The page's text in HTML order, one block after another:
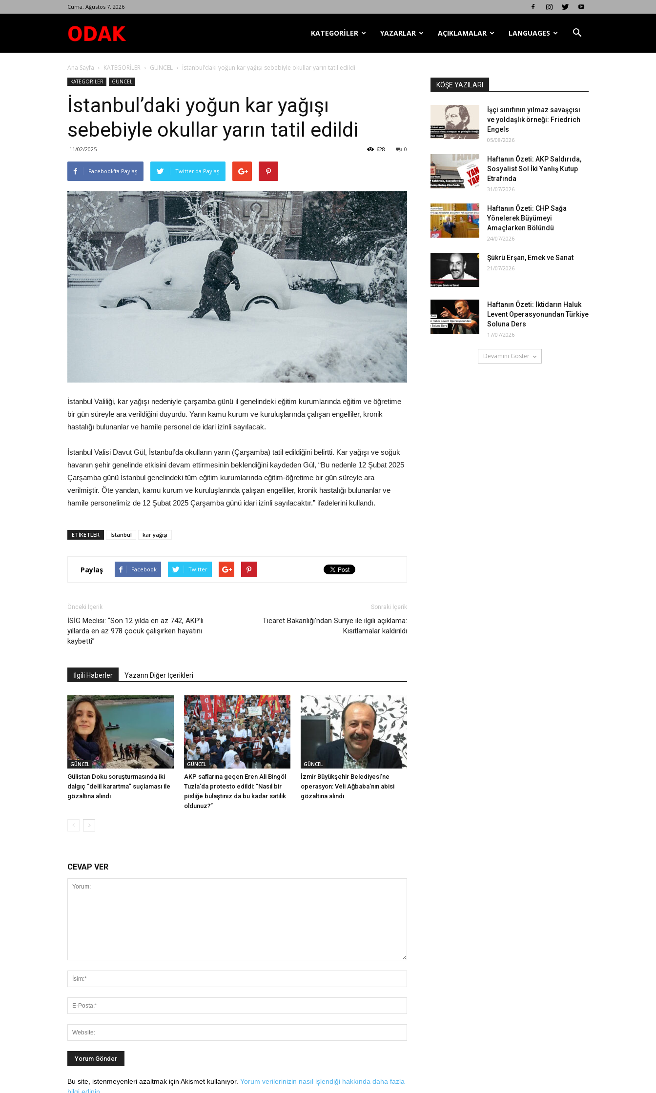
Cuma, Ağustos 7, 2026
Dergisi
KATEGORİLER YAZARLAR AÇIKLAMALAR LANGUAGES
Ana Sayfa KATEGORİLER GÜNCEL İstanbul’daki yoğun kar yağışı sebebiyle okullar yarın tatil edildi
KATEGORİLER GÜNCEL
İstanbul’daki yoğun kar yağışı
sebebiyle okullar yarın tatil edildi
11/02/2025 0
628
Facebook'ta Paylaş Twitter'da Paylaş
İstanbul Valiliği, kar yağışı nedeniyle çarşamba günü il genelindeki eğitim kurumlarında eğitim ve öğretime
bir gün süreyle ara verildiğini duyurdu. Yarın kamu kurum ve kuruluşlarında çalışan engelliler, kronik
hastalığı bulunanlar ve hamile personel de idari izinli sayılacak.
İstanbul Valisi Davut Gül, İstanbul’da okulların yarın (Çarşamba) tatil edildiğini belirtti. Kar yağışı ve soğuk
havanın şehir genelinde etkisini devam ettirmesinin beklendiğini kaydeden Gül, “Bu nedenle 12 Şubat 2025
Çarşamba günü İstanbul genelindeki tüm eğitim kurumlarında eğitim-öğretime bir gün süreyle ara
verilmiştir. Öte yandan, kamu kurum ve kuruluşlarında çalışan engelliler, kronik hastalığı bulunanlar ve
hamile personelimiz de 12 Şubat 2025 Çarşamba günü idari izinli sayılacaktır.” ifadelerini kullandı.
ETIKETLER İstanbul kar yağışı
Paylaş Facebook Twitter
Önceki İçerik
İSİG Meclisi: “Son 12 yılda en az 742, AKP’li
yıllarda en az 978 çocuk çalışırken hayatını
kaybetti”
Sonraki İçerik
Ticaret Bakanlığı’ndan Suriye ile ilgili açıklama:
Kısıtlamalar kaldırıldı
İlgili Haberler Yazarın Diğer İçerikleri
GÜNCEL
Gülistan Doku soruşturmasında iki
dalgıç “delil karartma” suçlaması ile
gözaltına alındı
GÜNCEL
AKP saflarına geçen Eren Ali Bingöl
Tuzla’da protesto edildi: “Nasıl bir
pisliğe bulaştınız da bu kadar satılık
oldunuz?”
GÜNCEL
İzmir Büyükşehir Belediyesi’ne
operasyon: Veli Ağbaba’nın abisi
gözaltına alındı
CEVAP VER
Bu site, istenmeyenleri azaltmak için Akismet kullanıyor. Yorum verilerinizin nasıl işlendiği hakkında daha fazla
KÖŞE YAZILARI
İşçi sınıfının yılmaz savaşçısı
ve yoldaşlık örneği: Friedrich
Engels
05/08/2026
Haftanın Özeti: AKP Saldırıda,
Sosyalist Sol İki Yanlış Kutup
Etrafında
31/07/2026
Haftanın Özeti: CHP Sağa
Yönelerek Büyümeyi
Amaçlarken Bölündü
24/07/2026
Şükrü Erşan, Emek ve Sanat
21/07/2026
Haftanın Özeti: İktidarın Haluk
Levent Operasyonundan Türkiye
Soluna Ders
17/07/2026
Devamını Göster